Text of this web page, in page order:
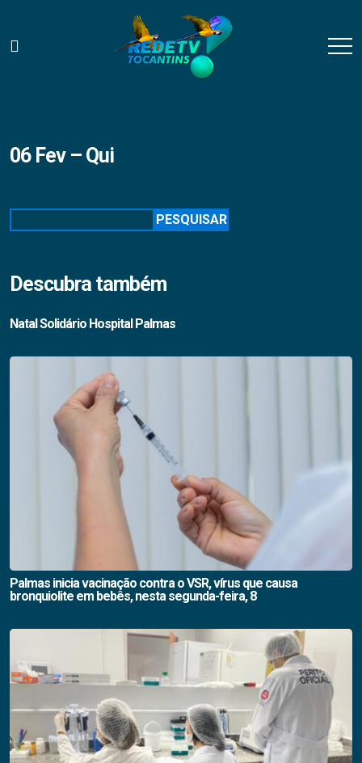
06 Fev – Qui
PESQUISAR
Descubra também
Natal Solidário Hospital Palmas
Palmas inicia vacinação contra o VSR, vírus que causa
bronquiolite em bebês, nesta segunda-feira, 8